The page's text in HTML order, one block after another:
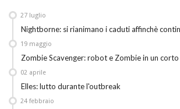
Nightborne: si rianimano i caduti affinchè
27 luglio
Zombie Scavenger: robot e Zombie in un
19 maggio
Elles: lutto durante l'outbreak
02 aprile
24 febbraio